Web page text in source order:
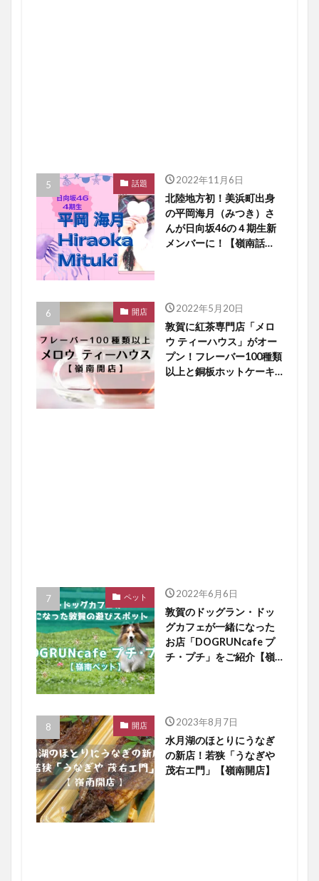
話題 2022年11月6日
北陸地方初！美浜町出身
の平岡海月（みつき）さ
んが日向坂46の４期生新
メンバーに！【嶺南話
開店 2022年5月20日
敦賀に紅茶専門店「メロ
ウ ティーハウス」がオー
プン！フレーバー100種類
以上と銅板ホットケーキ
ペット 2022年6月6日
敦賀のドッグラン・ドッ
グカフェが一緒になった
お店「DOGRUNcafe プ
チ・プチ」をご紹介【嶺
開店 2023年8月7日
水月湖のほとりにうなぎ
の新店！若狭「うなぎや
茂右エ門」【嶺南開店】